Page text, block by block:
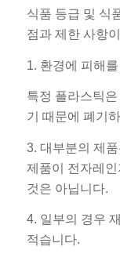
식품 등급 및 식
점과 제한 사항
1. 환경에 피해
특정 플라스틱
기 때문에 폐기
3. 대부분의 제
제품이 전자레
것은 아닙니다.
4. 일부의 경우
적습니다.